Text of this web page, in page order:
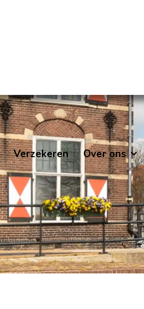
Verzekeren Over ons